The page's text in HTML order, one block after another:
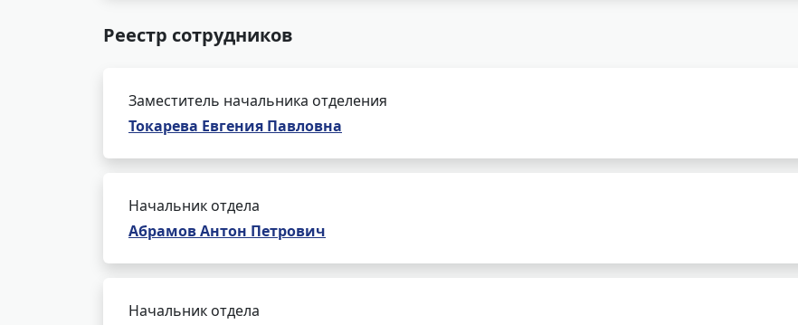
Реестр сотрудников
Заместитель начальника отделения
Токарева Евгения Павловна
Начальник отдела
Абрамов Антон Петрович
Начальник отдела